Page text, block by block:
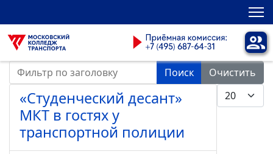
Фильтр по заголовку Поиск
Очистить
Кол-во
«Студенческий десант»
МКТ в гостях у
транспортной полиции